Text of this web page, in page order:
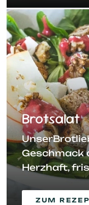
Brotsalat
Geschmack
Herzhaft,
ZUM